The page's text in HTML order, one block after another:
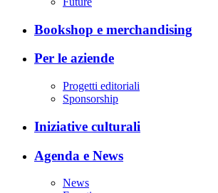
Bookshop e merchandising
Per le aziende
Progetti editoriali
Sponsorship
Iniziative culturali
Agenda e News
News